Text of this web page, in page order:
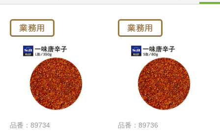
品番：89734 品番：89736